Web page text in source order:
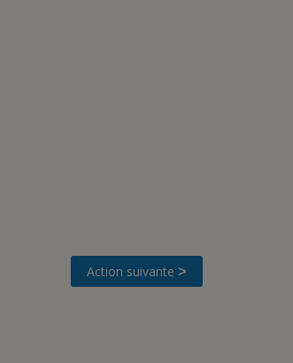
Action suivante >